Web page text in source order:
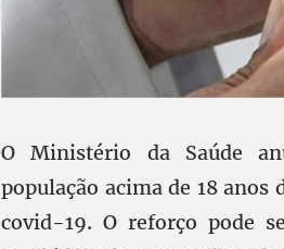
O Ministério da Saúde
população acima de 18
covid-19. O reforço pode